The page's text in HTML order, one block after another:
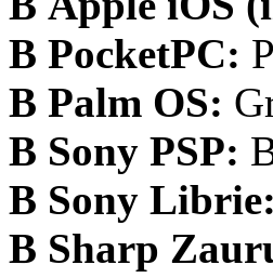
В PocketPC:
В Palm OS:
В Sony PSP:
В Sony Librie:
В Sharp